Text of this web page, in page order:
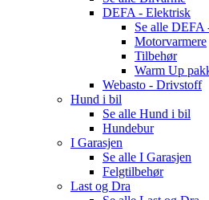
DEFA - Elektrisk
Se alle DEFA
Motorvarmere
Tilbehør
Warm Up
Webasto - Drivstoff
Hund i bil
Se alle Hund i bil
Hundebur
I Garasjen
Se alle I Garasjen
Felgtilbehør
Last og Dra